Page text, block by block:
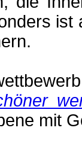
ist
mit